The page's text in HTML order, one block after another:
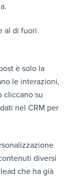
al di fuori
è solo la
le interazioni,
cliccano su
nel CRM per
diversi
che ha già